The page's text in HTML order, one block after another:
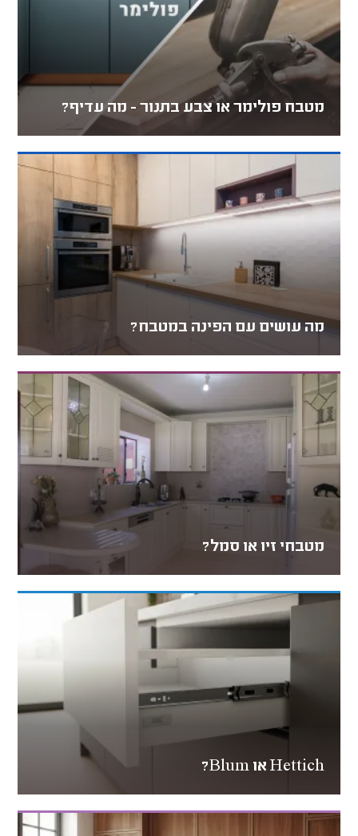
מטבח פולימר או צבע בתנור - מה עדיף?
מה עושים עם הפינה במטבח?
מטבחי זיו או סמל?
Hettich או Blum?